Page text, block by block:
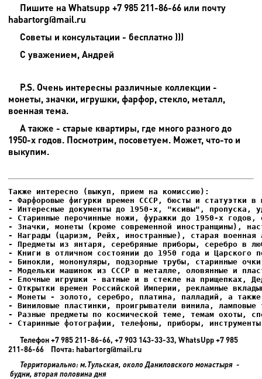
Пишите на Whatsupp +7 985 211-86-66 или почту
habartorg@mail.ru
Советы и консультации - бесплатно )))
С уважением, Андрей
P.S. Очень интересны различные коллекции -
монеты, значки, игрушки, фарфор, стекло, металл,
военная тема.
А также - старые квартиры, где много разного до
1950-х годов. Посмотрим, посоветуем. Может, что-то и
выкупим.
- Фарфоровые фигурки времен СССР, бюсты и статуэтки в
- Интересные документы до 1950-х, "ксивы", пропуска,
- Елочные игрушки - ватные и в стекле на прищепках,
- Старинные фотографии, телефоны, приборы,
Телефон +7 985 211-86-66, +7 903 143-33-33, WhatsUpp +7 985
211-86-66 Почта: habartorg@mail.ru
Территориально: м.Тульская, около Даниловского монастыря -
будни, вторая половина дня